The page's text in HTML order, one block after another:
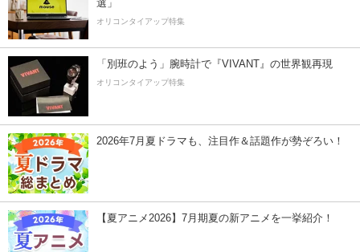
選」
オリコンタイアップ特集
「別班のよう」腕時計で『VIVANT』の世界観再現
オリコンタイアップ特集
2026年7月夏ドラマも、注目作＆話題作が勢ぞろい！
【夏アニメ2026】7月期夏の新アニメを一挙紹介！